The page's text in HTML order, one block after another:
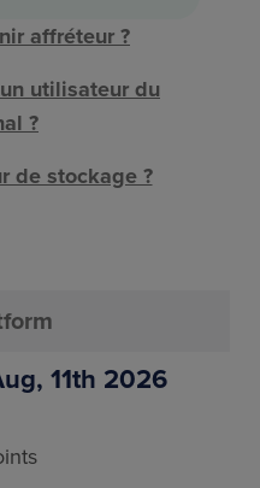
affréteur ?
utilisateur du
?
de stockage ?
11th 2026